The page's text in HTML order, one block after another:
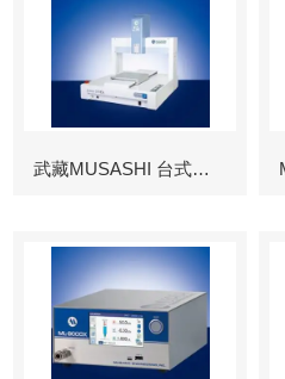
武藏MUSASHI 台式涂布机械臂